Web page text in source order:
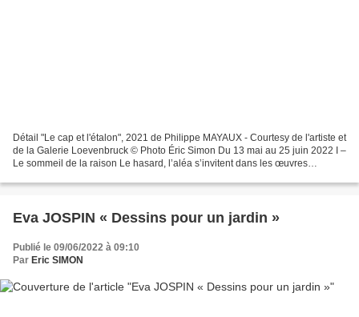
Détail "Le cap et l'étalon", 2021 de Philippe MAYAUX - Courtesy de l'artiste et
de la Galerie Loevenbruck © Photo Éric Simon Du 13 mai au 25 juin 2022 I –
Le sommeil de la raison Le hasard, l’aléa s’invitent dans les œuvres
Eva JOSPIN « Dessins pour un jardin »
Publié le 09/06/2022 à 09:10
Par Eric SIMON